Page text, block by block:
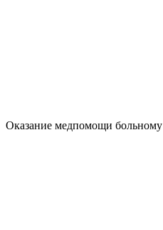
Оказание медпомощи больному